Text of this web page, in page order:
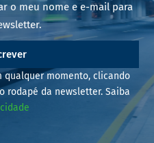
o meu nome e e-mail para
qualquer momento, clicando
rodapé da newsletter. Saiba